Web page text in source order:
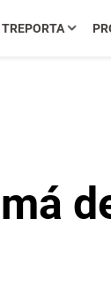
TREPORTA